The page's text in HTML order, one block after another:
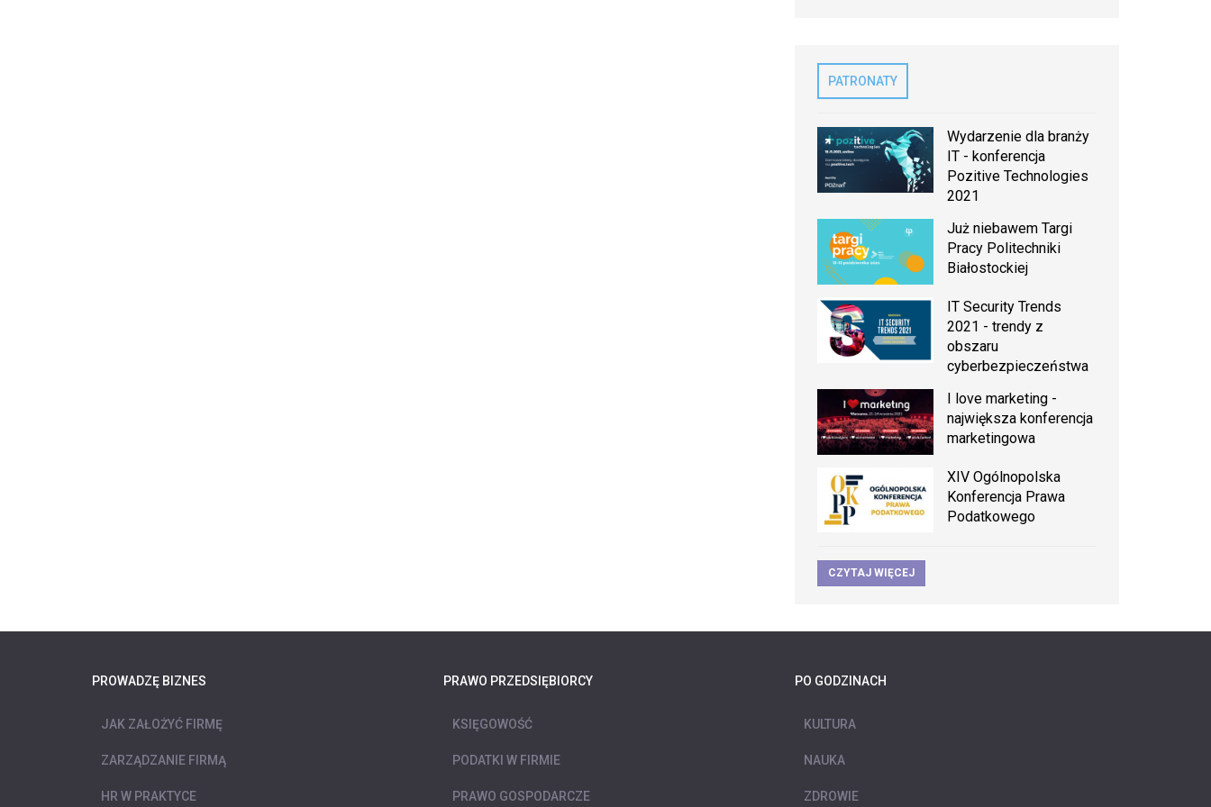
PATRONATY
Wydarzenie dla branży
IT - konferencja
Pozitive Technologies
2021
Już niebawem Targi
Pracy Politechniki
Białostockiej
IT Security Trends
2021 - trendy z
obszaru
cyberbezpieczeństwa
I love marketing -
największa konferencja
marketingowa
XIV Ogólnopolska
Konferencja Prawa
Podatkowego
CZYTAJ WIĘCEJ
PROWADZĘ BIZNES
JAK ZAŁOŻYĆ FIRMĘ
ZARZĄDZANIE FIRMĄ
HR W PRAKTYCE
PRAWO PRZEDSIĘBIORCY
KSIĘGOWOŚĆ
PODATKI W FIRMIE
PRAWO GOSPODARCZE
PO GODZINACH
KULTURA
NAUKA
ZDROWIE